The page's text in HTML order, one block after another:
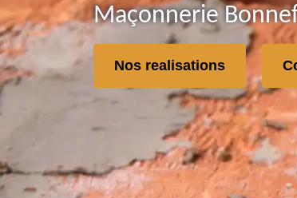
Maçonnerie
Nos realisations